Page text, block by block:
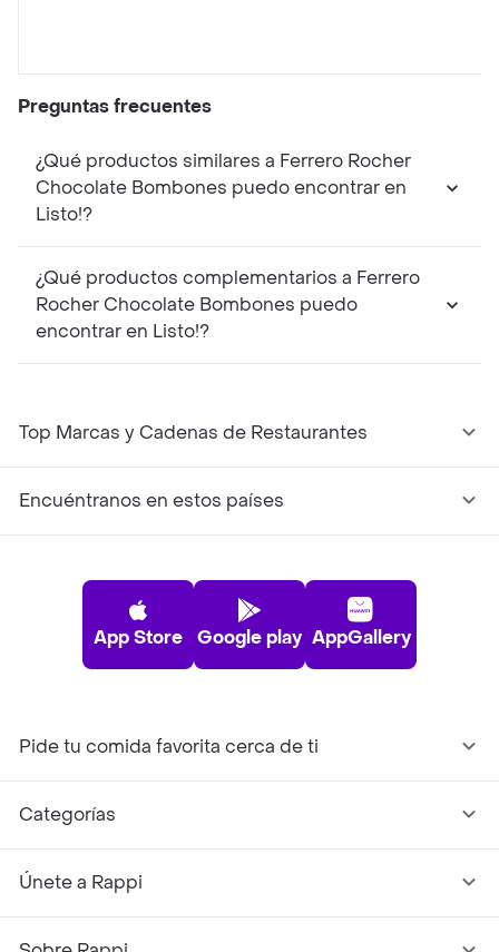
Preguntas frecuentes
¿Qué productos similares a Ferrero Rocher
Chocolate Bombones puedo encontrar en
Listo!?
¿Qué productos complementarios a Ferrero
Rocher Chocolate Bombones puedo
encontrar en Listo!?
Top Marcas y Cadenas de Restaurantes
Encuéntranos en estos países
App Store Google play AppGallery
Pide tu comida favorita cerca de ti
Categorías
Únete a Rappi